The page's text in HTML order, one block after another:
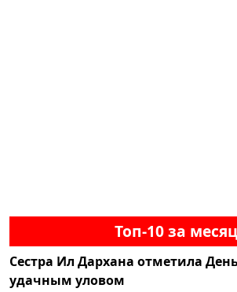
Топ-10 за месяц
Сестра Ил Дархана отметила
удачным уловом